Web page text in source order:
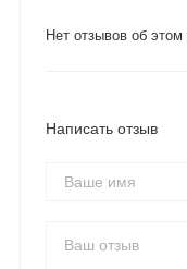
Нет отзывов об этом
Написать отзыв